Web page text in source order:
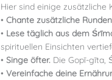
Hier sind einige zusätzliche
• Chante zusätzliche
• Lese täglich aus dem
spirituellen Einsichten
•Singe öfter. Die Gopī-gīta,
•Vereinfache deine